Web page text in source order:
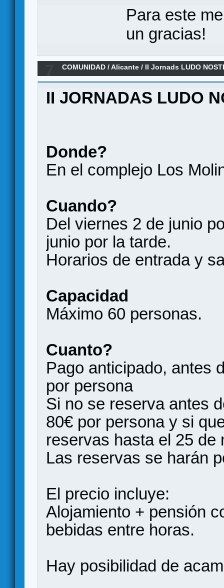
Para este
un gracias!
COMUNIDAD /Alicante / II Jornads LUDO
II JORNADAS LUDO
Donde?
En el complejo Los
Cuando?
Del viernes 2 de junio
junio por la tarde.
Horarios de entrada y
Capacidad
Máximo 60 personas.
Cuanto?
Pago anticipado, antes
por persona
Si no se reserva antes
80€ por persona y si
reservas hasta el 25 de
Las reservas se harán
El precio incluye:
Alojamiento + pensión
bebidas entre horas.
Hay posibilidad de